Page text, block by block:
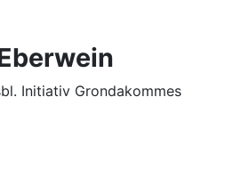
Initiativ Grondakommes